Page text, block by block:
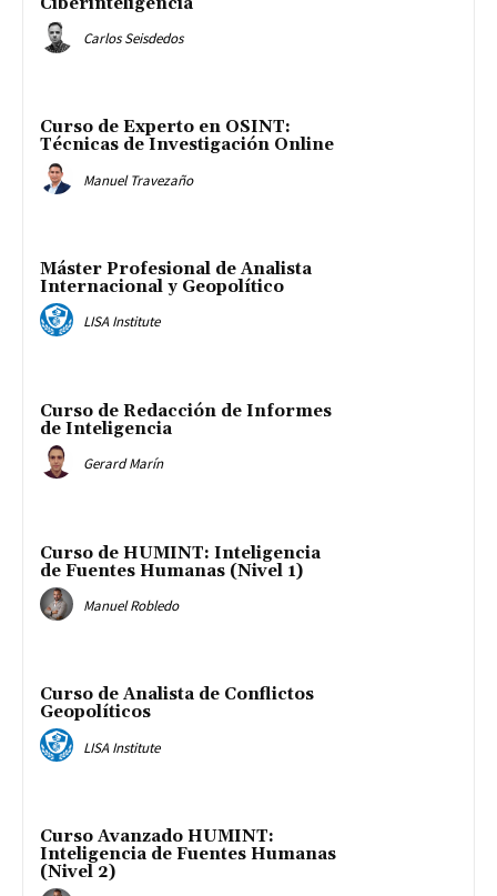
Carlos Seisdedos
Curso de Experto en OSINT:
Técnicas de Investigación Online
Manuel Travezaño
Máster Profesional de Analista
Internacional y Geopolítico
LISA Institute
Curso de Redacción de Informes
de Inteligencia
Gerard Marín
Curso de HUMINT: Inteligencia
de Fuentes Humanas (Nivel 1)
Manuel Robledo
Curso de Analista de Conflictos
Geopolíticos
LISA Institute
Curso Avanzado HUMINT:
Inteligencia de Fuentes Humanas
(Nivel 2)